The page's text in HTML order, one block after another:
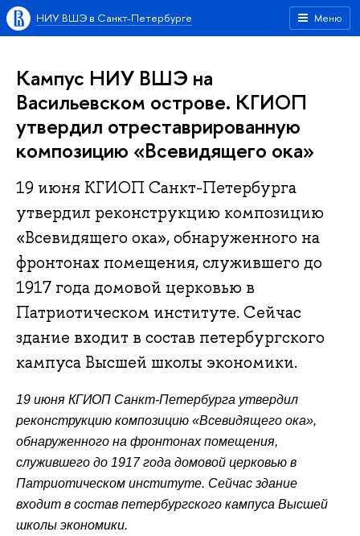
Меню
НИУ ВШЭ в Санкт-Петербурге
Кампус НИУ ВШЭ на
Васильевском острове. КГИОП
утвердил отреставрированную
композицию «Всевидящего ока»
19 июня КГИОП Санкт-Петербурга
утвердил реконструкцию композицию
«Всевидящего ока», обнаруженного на
фронтонах помещения, служившего до
1917 года домовой церковью в
Патриотическом институте. Сейчас
здание входит в состав петербургского
кампуса Высшей школы экономики.
19 июня КГИОП Санкт-Петербурга утвердил
реконструкцию композицию «Всевидящего ока»,
обнаруженного на фронтонах помещения,
служившего до 1917 года домовой церковью в
Патриотическом институте. Сейчас здание
входит в состав петербургского кампуса Высшей
школы экономики.